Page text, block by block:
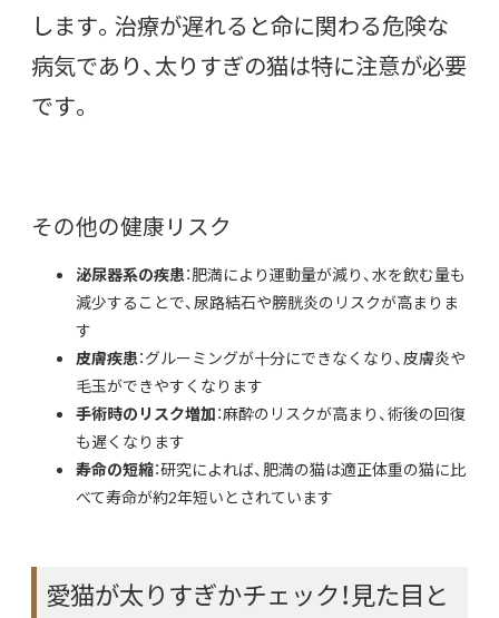
します。治療が遅れると命に関わる危険な
病気であり、太りすぎの猫は特に注意が必要
です。
その他の健康リスク
泌尿器系の疾患：肥満により運動量が減り、水を飲む量も
減少することで、尿路結石や膀胱炎のリスクが高まりま
す
皮膚疾患：グルーミングが十分にできなくなり、皮膚炎や
毛玉ができやすくなります
手術時のリスク増加：麻酔のリスクが高まり、術後の回復
も遅くなります
寿命の短縮：研究によれば、肥満の猫は適正体重の猫に比
べて寿命が約2年短いとされています
愛猫が太りすぎかチェック！見た目と